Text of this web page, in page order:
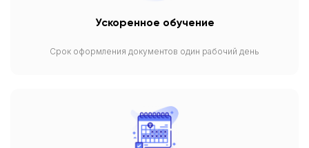
Ускоренное обучение
Срок оформления документов один рабочий день